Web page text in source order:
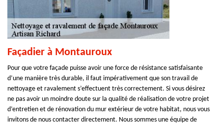
Façadier à Montauroux
Pour que votre façade puisse avoir une force de résistance satisfaisante
d’une manière très durable, il faut impérativement que son travail de
nettoyage et ravalement s’effectuent très correctement. Si vous désirez
ne pas avoir un moindre doute sur la qualité de réalisation de votre projet
d’entretien et de rénovation du mur extérieur de votre habitat, nous vous
invitons de nous contacter directement. Nous sommes une équipe de